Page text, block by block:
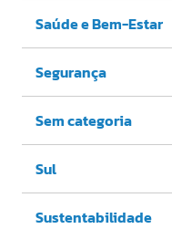
Saúde e Bem-Estar
Segurança
Sem categoria
Sul
Sustentabilidade